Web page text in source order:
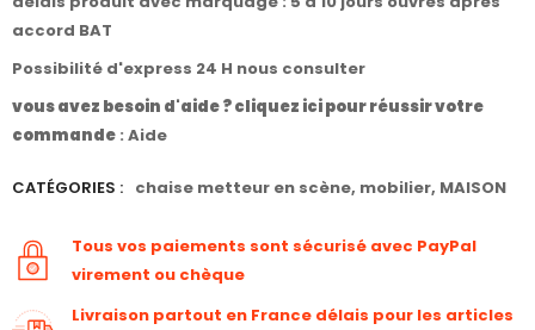
accord BAT
Possibilité d'express 24 H nous consulter
vous avez besoin d'aide ? cliquez ici pour réussir votre
commande : Aide
CATÉGORIES : chaise metteur en scène, mobilier, MAISON
Tous vos paiements sont sécurisé avec PayPal
virement ou chèque
Livraison partout en France délais pour les articles